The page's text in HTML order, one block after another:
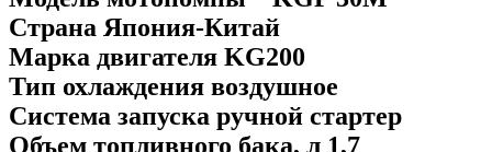
Страна Япония-Китай
Марка двигателя KG200
Тип охлаждения воздушное
Система запуска ручной стартер
Объем топливного бака, л 1,7